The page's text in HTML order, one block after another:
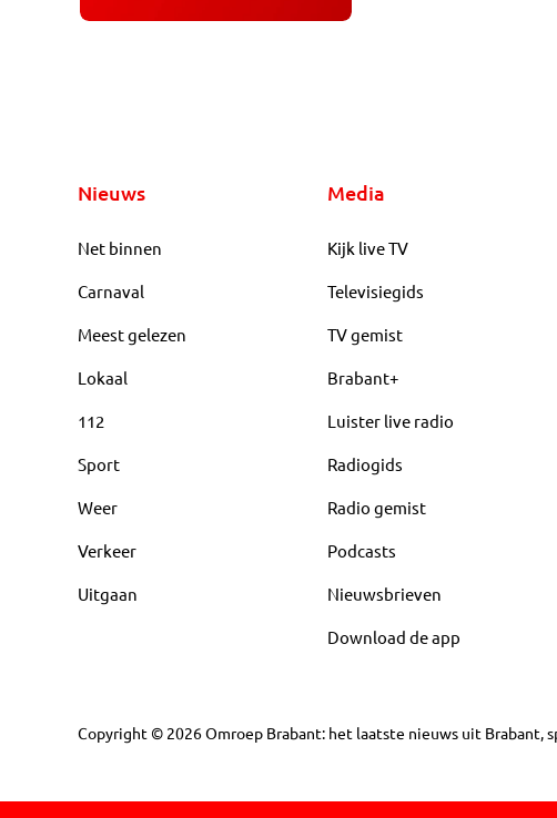
Nieuws
Net binnen
Carnaval
Meest gelezen
Lokaal
112
Sport
Weer
Verkeer
Uitgaan
Media
Kijk live TV
Televisiegids
TV gemist
Brabant+
Luister live radio
Radiogids
Radio gemist
Podcasts
Nieuwsbrieven
Download de app
Copyright © 2026Omroep Brabant: het laatste nieuws uit Brabant,